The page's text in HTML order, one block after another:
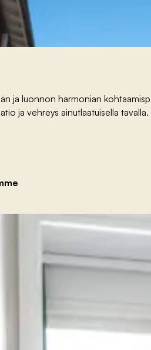
ja luonnon harmonian
ja vehreys ainutlaatuisella tavalla.